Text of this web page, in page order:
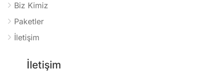
Biz Kimiz
Paketler
İletişim
İletişim